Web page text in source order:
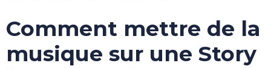
Comment mettre de la
musique sur une Story